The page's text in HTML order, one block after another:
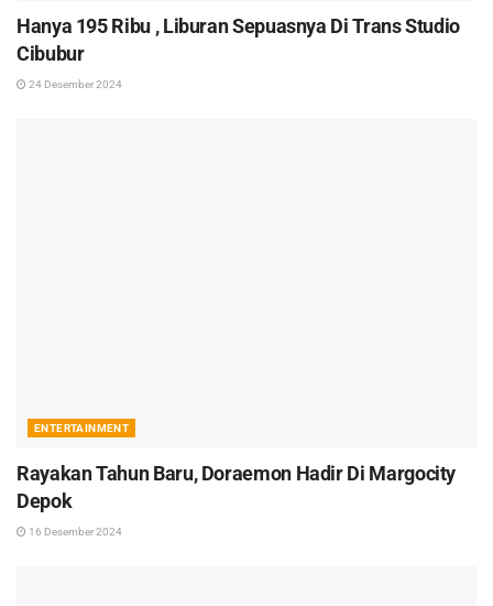
Hanya 195 Ribu , Liburan Sepuasnya Di Trans Studio
Cibubur
24 Desember 2024
ENTERTAINMENT
Rayakan Tahun Baru, Doraemon Hadir Di Margocity
Depok
16 Desember 2024